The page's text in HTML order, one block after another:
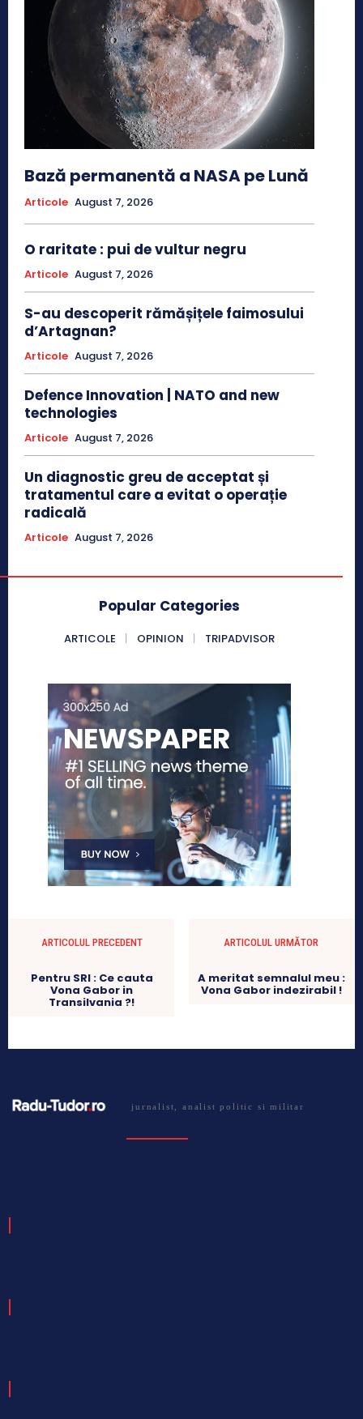
Bază permanentă a NASA pe Lună
Articole August 7, 2026
O raritate : pui de vultur negru
Articole August 7, 2026
S-au descoperit rămășițele faimosului
d’Artagnan?
Articole August 7, 2026
Defence Innovation | NATO and new
technologies
Articole August 7, 2026
Un diagnostic greu de acceptat și
tratamentul care a evitat o operație
radicală
Articole August 7, 2026
Popular Categories
ARTICOLE OPINION TRIPADVISOR
ARTICOLUL PRECEDENT
Pentru SRI : Ce cauta
Vona Gabor in
Transilvania ?!
ARTICOLUL URMĂTOR
A meritat semnalul meu :
Vona Gabor indezirabil !
jurnalist, analist politic si militar